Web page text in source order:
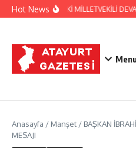
İçeriğe atla
Hot NewsHATAY ESKİ MİLLETVEKİLİ
Anasayfa / Manşet / BAŞKAN
MESAJI